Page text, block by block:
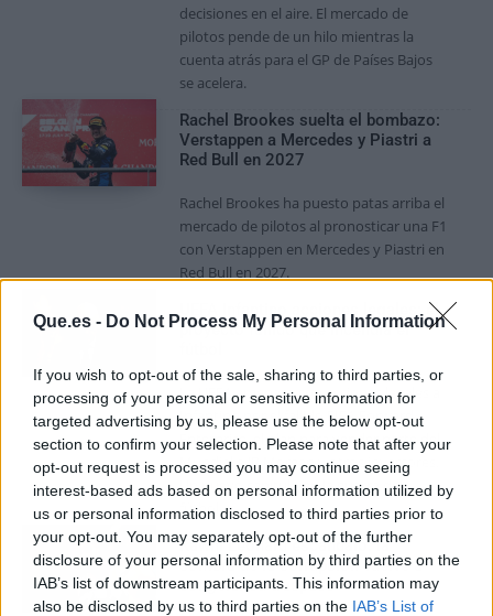
Que.es - Do Not Process My Personal Information
If you wish to opt-out of the sale, sharing to third parties, or
processing of your personal or sensitive information for
targeted advertising by us, please use the below opt-out
section to confirm your selection. Please note that after your
opt-out request is processed you may continue seeing
interest-based ads based on personal information utilized by
us or personal information disclosed to third parties prior to
your opt-out. You may separately opt-out of the further
disclosure of your personal information by third parties on the
IAB’s list of downstream participants. This information may
also be disclosed by us to third parties on the IAB’s List of
decisiones en el aire. El mercado de
pilotos pende de un hilo mientras la
cuenta atrás para el GP de Países Bajos
se acelera.
Rachel Brookes suelta el bombazo:
Verstappen a Mercedes y Piastri a
Red Bull en 2027
Rachel Brookes ha puesto patas arriba el
mercado de pilotos al pronosticar una F1
con Verstappen en Mercedes y Piastri en
Red Bull en 2027.
UEFA Infantino acciones legales: el
proyecto fallido que incendia el
La UEFA amenaza con acciones legales a
Infantino por el fallido FIFA Forward
Enterprise, el plan para vender parte del
Mundial a JP Morgan y otros inversores.
Un nuevo capítulo en la guerra del
fútbol.
Kawhi Leonard escándalo: la
sombra de la corrupción vuelve a
congelar su traspaso